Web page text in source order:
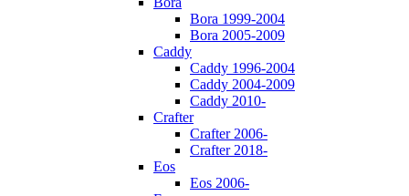
Bora 1999-2004
Bora 2005-2009
Caddy
Caddy 1996-2004
Caddy 2004-2009
Caddy 2010-
Crafter
Crafter 2006-
Crafter 2018-
Eos
Eos 2006-